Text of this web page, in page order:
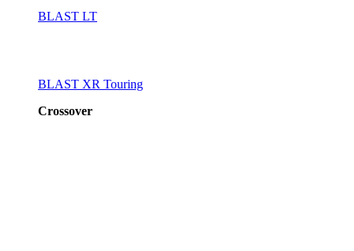
BLAST LT
BLAST XR Touring
Crossover